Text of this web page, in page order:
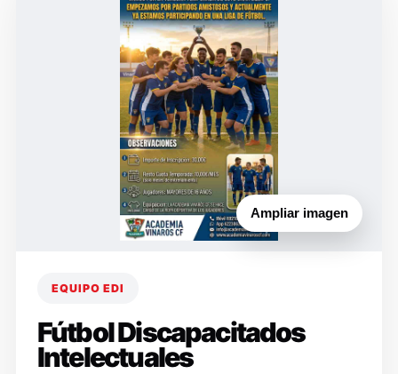
Ampliar imagen
EQUIPO EDI
Fútbol Discapacitados
Intelectuales